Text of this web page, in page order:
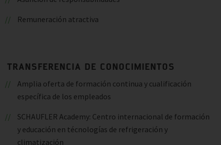
Remuneración atractiva
TRANSFERENCIA DE CONOCIMIENTOS
Amplia oferta de formación continua y cualificación
específica de los empleados
SCHAUFLER Academy: Centro internacional de formación
y educación en técnologías de refrigeración y
climatización